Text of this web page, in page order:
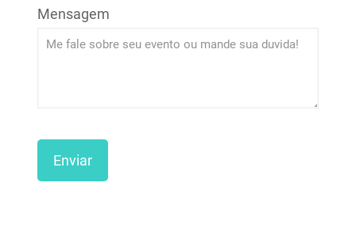
Mensagem